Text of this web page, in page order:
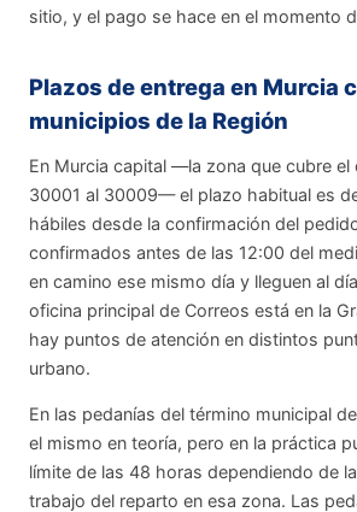
sitio, y el pago se hace en el momento
Plazos de entrega en Murcia
municipios de la Región
En Murcia capital —la zona que cubre
30001 al 30009— el plazo habitual es
hábiles desde la confirmación del
confirmados antes de las 12:00 del
en camino ese mismo día y lleguen al
oficina principal de Correos está en la
hay puntos de atención en distintos
urbano.
En las pedanías del término municipal
el mismo en teoría, pero en la práctica
límite de las 48 horas dependiendo de
trabajo del reparto en esa zona. Las